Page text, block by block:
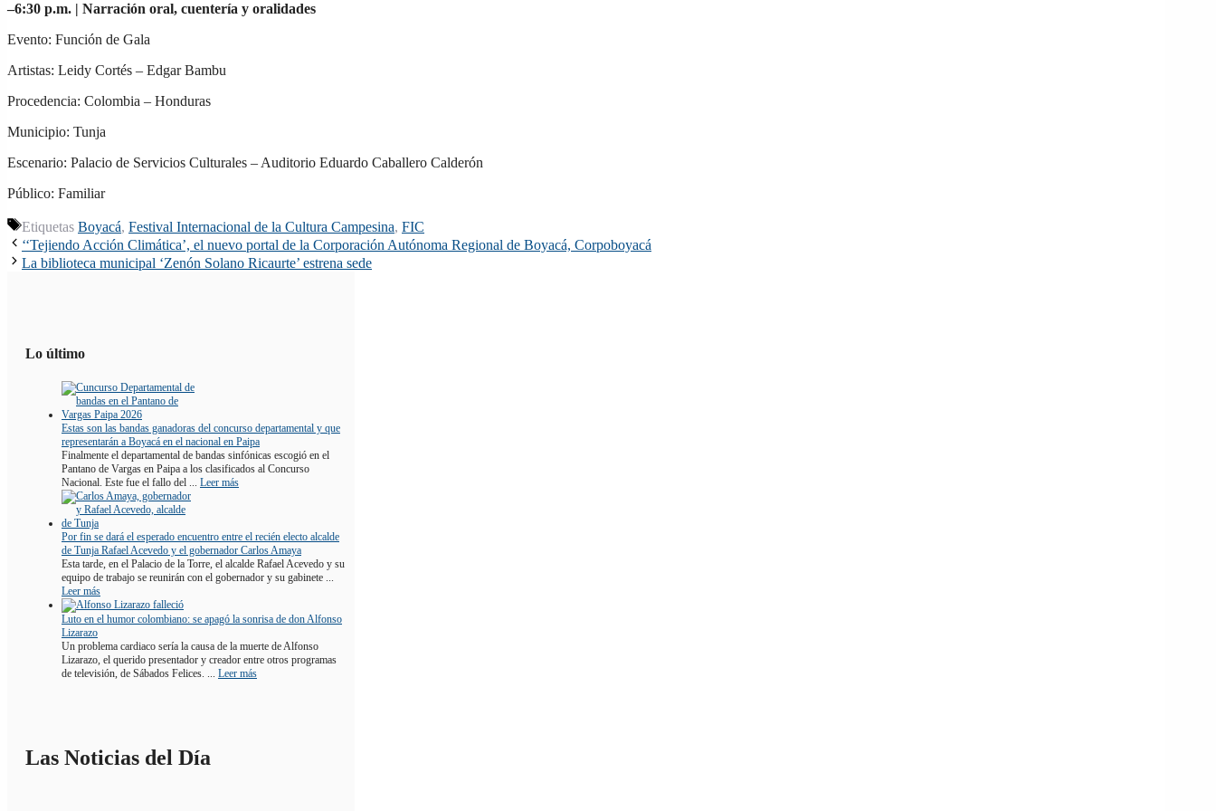
–6:30 p.m. | Narración oral, cuentería y oralidades
Evento: Función de Gala
Artistas: Leidy Cortés – Edgar Bambu
Procedencia: Colombia – Honduras
Municipio: Tunja
Escenario: Palacio de Servicios Culturales – Auditorio Eduardo Caballero Calderón
Público: Familiar
Etiquetas Boyacá, Festival Internacional de la Cultura Campesina, FIC
‘‘Tejiendo Acción Climática’, el nuevo portal de la Corporación Autónoma Regional de Boyacá, Corpoboyacá
La biblioteca municipal ‘Zenón Solano Ricaurte’ estrena sede
Lo último
Estas son las bandas ganadoras del concurso departamental y que
representarán a Boyacá en el nacional en Paipa
Finalmente el departamental de bandas sinfónicas escogió en el
Pantano de Vargas en Paipa a los clasificados al Concurso
Nacional. Este fue el fallo del ... Leer más
Por fin se dará el esperado encuentro entre el recién electo alcalde
de Tunja Rafael Acevedo y el gobernador Carlos Amaya
Esta tarde, en el Palacio de la Torre, el alcalde Rafael Acevedo y su
equipo de trabajo se reunirán con el gobernador y su gabinete ...
Leer más
Luto en el humor colombiano: se apagó la sonrisa de don Alfonso
Lizarazo
Un problema cardiaco sería la causa de la muerte de Alfonso
Lizarazo, el querido presentador y creador entre otros programas
de televisión, de Sábados Felices. ... Leer más
Las Noticias del Día